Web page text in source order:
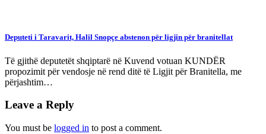
Deputeti i Taravarit, Halil Snopçe abstenon për ligjin për branitellat
Të gjithë deputetët shqiptarë në Kuvend votuan KUNDËR
propozimit për vendosje në rend ditë të Ligjit për Branitella, me
përjashtim…
Leave a Reply
You must be logged in to post a comment.